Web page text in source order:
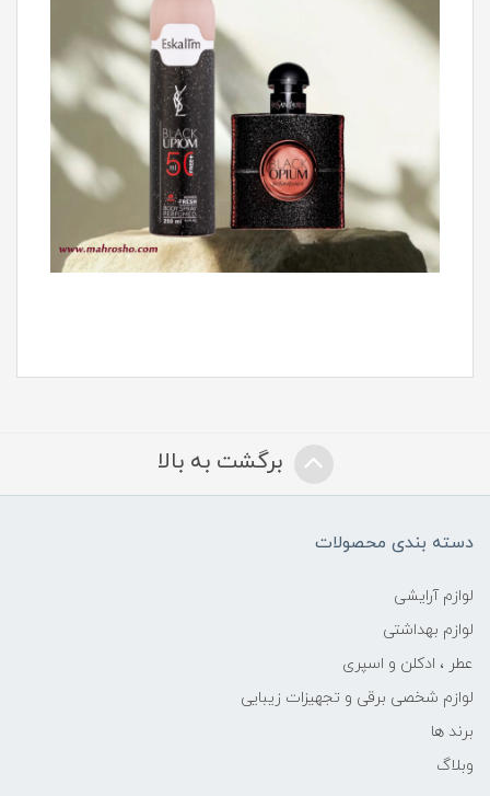
برگشت به بالا
دسته بندی محصولات
لوازم آرایشی
لوازم بهداشتی
عطر ، ادکلن و اسپری
لوازم شخصی برقی و تجهیزات زیبایی
برند ها
وبلاگ